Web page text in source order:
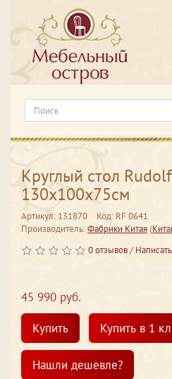
Круглый стол
130х100х75см
Артикул: 131870
Код: RF 0641
Производитель:Фабрики Китая(
0 отзывов/
45 990 руб.
Купить
Купить в 1
Нашли дешевле?